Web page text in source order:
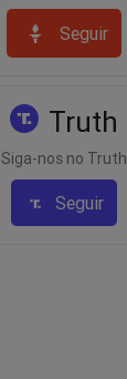
Seguir
Truth
Siga-nos no Truth
Seguir